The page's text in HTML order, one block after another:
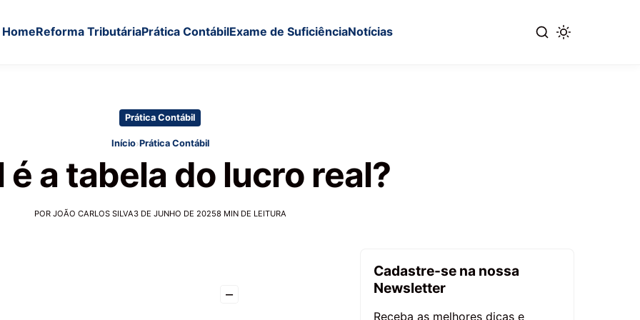
HomeReforma TributáriaPrática ContábilExame de SuficiênciaNotícias
Prática Contábil
Início›Prática Contábil
é a tabela do lucro real?
POR JOÃO CARLOS SILVA3 DE JUNHO DE 20258 MIN DE LEITURA
–
Cadastre-se na nossa
Newsletter
Receba as melhores dicas e